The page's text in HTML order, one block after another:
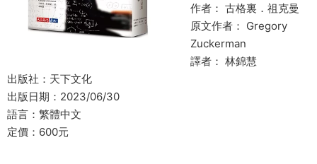
作者： 古格裏．祖克曼
原文作者： Gregory
Zuckerman
譯者： 林錦慧
出版社：天下文化
出版日期：2023/06/30
語言：繁體中文
定價：600元